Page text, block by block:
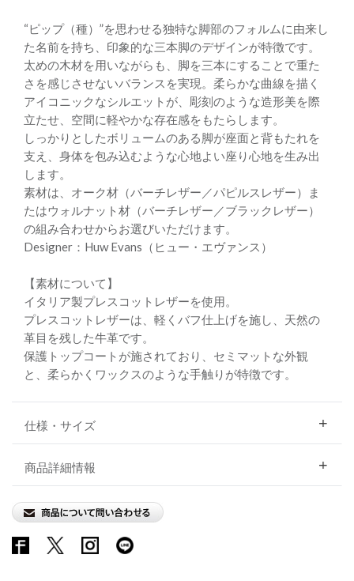
“ピップ（種）”を思わせる独特な脚部のフォルムに由来し
た名前を持ち、印象的な三本脚のデザインが特徴です。
太めの木材を用いながらも、脚を三本にすることで重た
さを感じさせないバランスを実現。柔らかな曲線を描く
アイコニックなシルエットが、彫刻のような造形美を際
立たせ、空間に軽やかな存在感をもたらします。
しっかりとしたボリュームのある脚が座面と背もたれを
支え、身体を包み込むような心地よい座り心地を生み出
します。
素材は、オーク材（バーチレザー／パピルスレザー）ま
たはウォルナット材（バーチレザー／ブラックレザー）
の組み合わせからお選びいただけます。
Designer：Huw Evans（ヒュー・エヴァンス）
【素材について】
イタリア製プレスコットレザーを使用。
プレスコットレザーは、軽くバフ仕上げを施し、天然の
革目を残した牛革です。
保護トップコートが施されており、セミマットな外観
と、柔らかくワックスのような手触りが特徴です。
仕様・サイズ
商品詳細情報